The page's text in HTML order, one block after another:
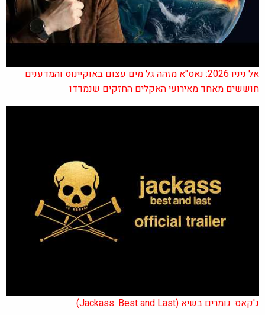
אל ניניו 2026: נאס"א מזהה גל מים עצום באוקיינוס והמדענים
חוששים מאחד מאירועי האקלים החזקים שנמדדו
ג'קאס: גומרים בשיא (Jackass: Best and Last)